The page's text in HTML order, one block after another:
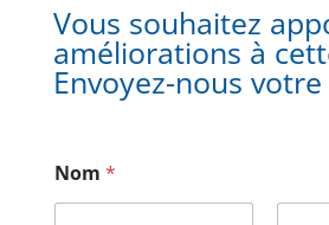
Vous souhaitez
améliorations à
Envoyez-nous
Nom *